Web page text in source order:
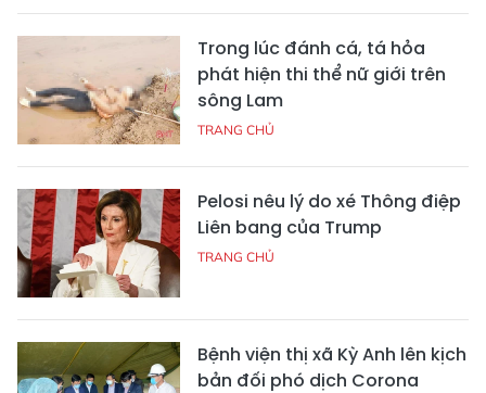
Trong lúc đánh cá, tá hỏa
phát hiện thi thể nữ giới trên
sông Lam
TRANG CHỦ
Pelosi nêu lý do xé Thông điệp
Liên bang của Trump
TRANG CHỦ
Bệnh viện thị xã Kỳ Anh lên kịch
bản đối phó dịch Corona